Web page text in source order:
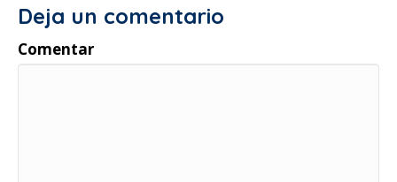
Deja un comentario
Comentar